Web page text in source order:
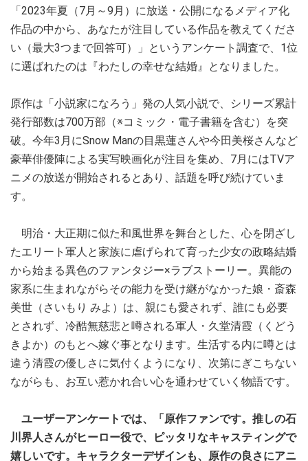
「2023年夏（7月～9月）に放送・公開になるメディア化
作品の中から、あなたが注目している作品を教えてくださ
い（最大3つまで回答可）」というアンケート調査で、1位
に選ばれたのは『わたしの幸せな結婚』となりました。
原作は「小説家になろう」発の人気小説で、シリーズ累計
発行部数は700万部（※コミック・電子書籍を含む）を突
破。今年3月にSnow Manの目黒蓮さんや今田美桜さんなど
豪華俳優陣による実写映画化が注目を集め、7月にはTVア
ニメの放送が開始されるとあり、話題を呼び続けていま
す。
明治・大正期に似た和風世界を舞台とした、心を閉ざし
たエリート軍人と家族に虐げられて育った少女の政略結婚
から始まる異色のファンタジー×ラブストーリー。異能の
家系に生まれながらその能力を受け継がなかった娘・斎森
美世（さいもり みよ）は、親にも愛されず、誰にも必要
とされず、冷酷無慈悲と噂される軍人・久堂清霞（くどう
きよか）のもとへ嫁ぐ事となります。生活する内に噂とは
違う清霞の優しさに気付くようになり、次第にぎこちない
ながらも、お互い惹かれ合い心を通わせていく物語です。
ユーザーアンケートでは、「原作ファンです。推しの石
川界人さんがヒーロー役で、ピッタリなキャスティングで
嬉しいです。キャラクターデザインも、原作の良さにアニ